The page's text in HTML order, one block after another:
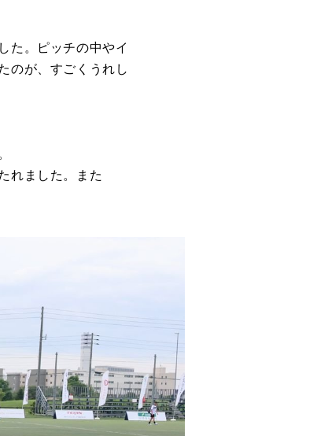
た。ピッチの中やイ
のが、すごくうれし
れました。また